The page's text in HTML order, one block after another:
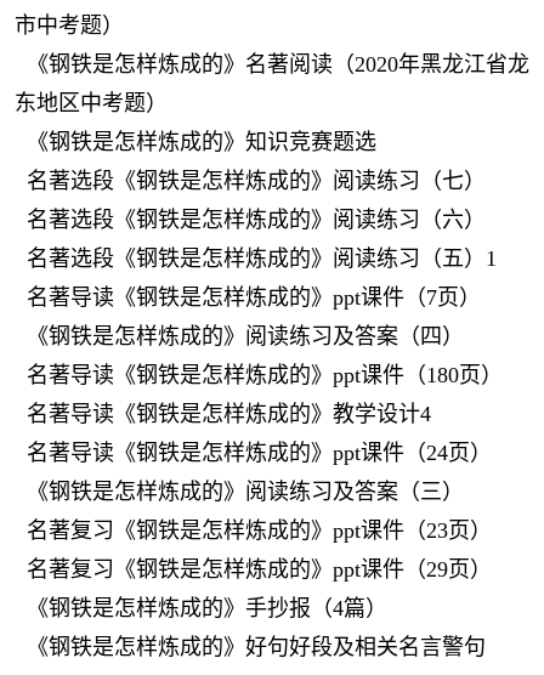
市中考题）
《钢铁是怎样炼成的》名著阅读（2020年黑龙江省龙
东地区中考题）
《钢铁是怎样炼成的》知识竞赛题选
名著选段《钢铁是怎样炼成的》阅读练习（七）
名著选段《钢铁是怎样炼成的》阅读练习（六）
名著选段《钢铁是怎样炼成的》阅读练习（五）1
名著导读《钢铁是怎样炼成的》ppt课件（7页）
《钢铁是怎样炼成的》阅读练习及答案（四）
名著导读《钢铁是怎样炼成的》ppt课件（180页）
名著导读《钢铁是怎样炼成的》教学设计4
名著导读《钢铁是怎样炼成的》ppt课件（24页）
《钢铁是怎样炼成的》阅读练习及答案（三）
名著复习《钢铁是怎样炼成的》ppt课件（23页）
名著复习《钢铁是怎样炼成的》ppt课件（29页）
《钢铁是怎样炼成的》手抄报（4篇）
《钢铁是怎样炼成的》好句好段及相关名言警句